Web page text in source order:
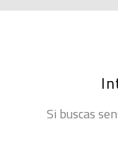
Si buscas